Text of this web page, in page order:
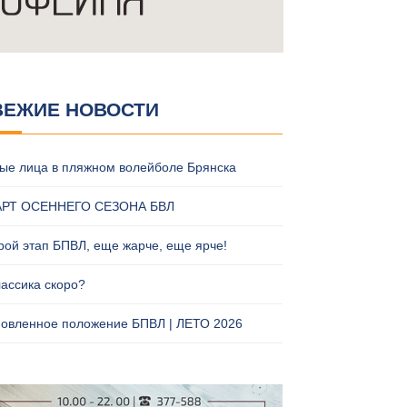
НОВОСТИ
лица в пляжном волейболе Брянска
ОСЕННЕГО СЕЗОНА БВЛ
этап БПВЛ, еще жарче, еще ярче!
скоро?
положение БПВЛ | ЛЕТО 2026